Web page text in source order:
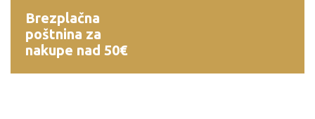
Brezplačna
poštnina za
nakupe nad 50€